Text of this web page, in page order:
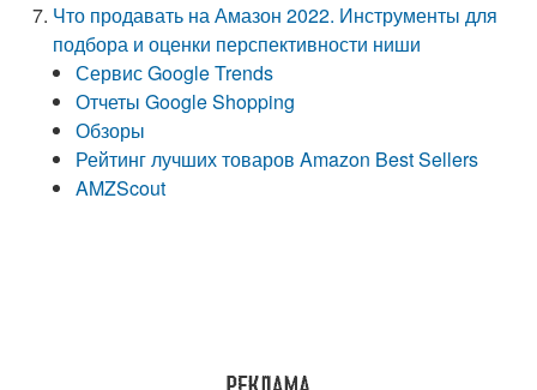
Что продавать на Амазон 2022. Инструменты для
подбора и оценки перспективности ниши
Сервис Google Trends
Отчеты Google Shopping
Обзоры
Рейтинг лучших товаров Amazon Best Sellers
AMZScout